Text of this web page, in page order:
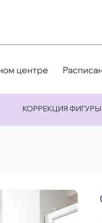
центре
КОРРЕКЦИЯ ФИГУРЫ